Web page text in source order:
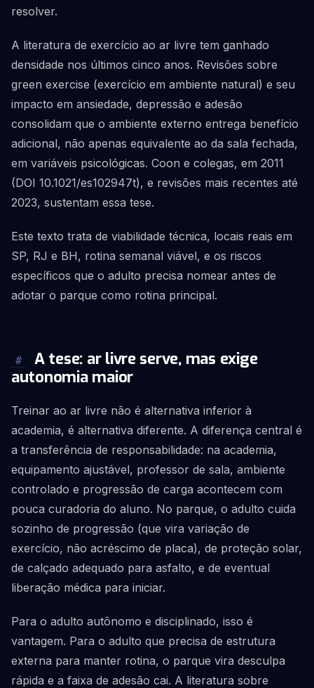
resolver.
A literatura de exercício ao ar livre tem ganhado
densidade nos últimos cinco anos. Revisões sobre
green exercise (exercício em ambiente natural) e seu
impacto em ansiedade, depressão e adesão
consolidam que o ambiente externo entrega benefício
adicional, não apenas equivalente ao da sala fechada,
em variáveis psicológicas. Coon e colegas, em 2011
(DOI 10.1021/es102947t), e revisões mais recentes até
2023, sustentam essa tese.
Este texto trata de viabilidade técnica, locais reais em
SP, RJ e BH, rotina semanal viável, e os riscos
específicos que o adulto precisa nomear antes de
adotar o parque como rotina principal.
#
A tese: ar livre serve, mas exige
autonomia maior
Treinar ao ar livre não é alternativa inferior à
academia, é alternativa diferente. A diferença central é
a transferência de responsabilidade: na academia,
equipamento ajustável, professor de sala, ambiente
controlado e progressão de carga acontecem com
pouca curadoria do aluno. No parque, o adulto cuida
sozinho de progressão (que vira variação de
exercício, não acréscimo de placa), de proteção solar,
de calçado adequado para asfalto, e de eventual
liberação médica para iniciar.
Para o adulto autônomo e disciplinado, isso é
vantagem. Para o adulto que precisa de estrutura
externa para manter rotina, o parque vira desculpa
rápida e a faixa de adesão cai. A literatura sobre